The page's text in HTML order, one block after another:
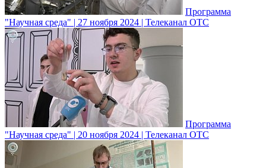
Программа
"Научная среда" | 27 ноября 2024 | Телеканал ОТС
Программа
"Научная среда" | 20 ноября 2024 | Телеканал ОТС